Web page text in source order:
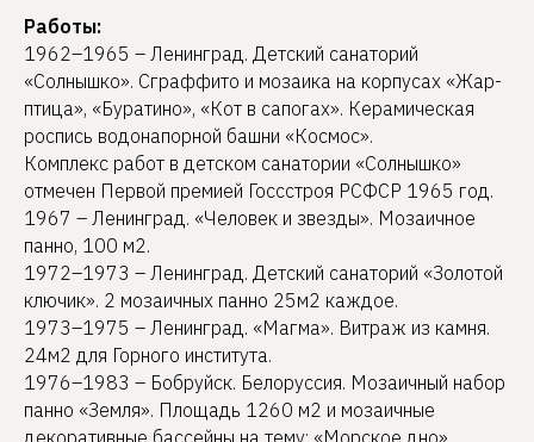
Работы:
1962–1965 – Ленинград. Детский санаторий
«Солнышко». Сграффито и мозаика на корпусах «Жар-
птица», «Буратино», «Кот в сапогах». Керамическая
роспись водонапорной башни «Космос».
Комплекс работ в детском санатории «Солнышко»
отмечен Первой премией Госсстроя РСФСР 1965 год.
1967 – Ленинград. «Человек и звезды». Мозаичное
панно, 100 м2.
1972–1973 – Ленинград. Детский санаторий «Золотой
ключик». 2 мозаичных панно 25м2 каждое.
1973–1975 – Ленинград. «Магма». Витраж из камня.
24м2 для Горного института.
1976–1983 – Бобруйск. Белоруссия. Мозаичный набор
панно «Земля». Площадь 1260 м2 и мозаичные
декоративные бассейны на тему: «Морское дно»